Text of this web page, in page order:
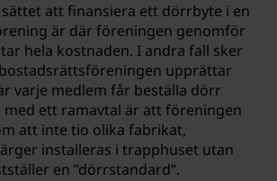
att finansiera ett dörrbyte i en
är där föreningen genomför
hela kostnaden. I andra fall sker
upprättar
varje medlem får beställa dörr
med ett ramavtal är att föreningen
att inte tio olika fabrikat,
installeras i trapphuset utan
en ”dörrstandard”.